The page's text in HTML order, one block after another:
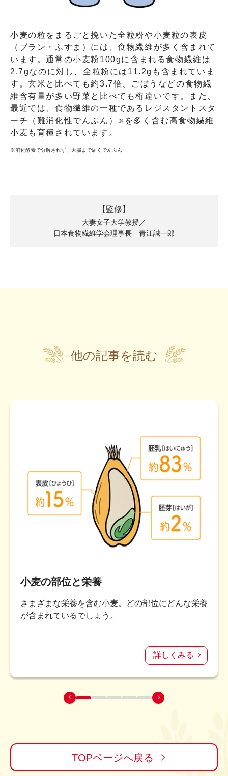
小麦の粒をまるごと挽いた全粒粉や小麦粒の表皮
（ブラン・ふすま）には、食物繊維が多く含まれて
います。通常の小麦粉100gに含まれる食物繊維は
2.7gなのに対し、全粒粉には11.2gも含まれていま
す。玄米と比べても約3.7倍、ごぼうなどの食物繊
維含有量が多い野菜と比べても桁違いです。また、
最近では、食物繊維の一種であるレジスタントスタ
ーチ（難消化性でんぷん）
※ を多く含む高食物繊維
小麦も育種されています。
※消化酵素で分解されず、大腸まで届くでんぷん
【監修】
大妻女子大学教授／
日本食物繊維学会理事長 青江誠一郎
他の記事を読む
小麦の部位と栄養
さまざまな栄養を含む小麦。どの部位にどんな栄養
が含まれているでしょう。
詳しくみる
TOPページへ戻る